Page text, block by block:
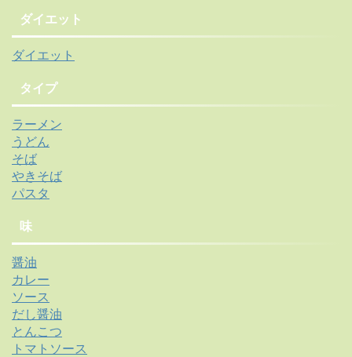
ダイエット
ダイエット
タイプ
ラーメン
うどん
そば
やきそば
パスタ
味
醤油
カレー
ソース
だし醤油
とんこつ
トマトソース